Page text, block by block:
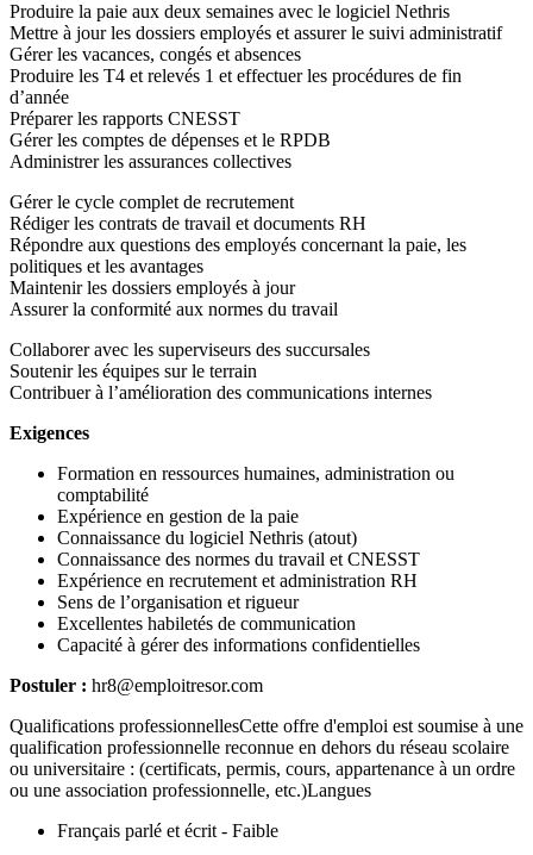
Produire la paie aux deux semaines avec le logiciel Nethris
Mettre à jour les dossiers employés et assurer le suivi administratif
Gérer les vacances, congés et absences
Produire les T4 et relevés 1 et effectuer les procédures de fin
d’année
Préparer les rapports CNESST
Gérer les comptes de dépenses et le RPDB
Administrer les assurances collectives
Gérer le cycle complet de recrutement
Rédiger les contrats de travail et documents RH
Répondre aux questions des employés concernant la paie, les
politiques et les avantages
Maintenir les dossiers employés à jour
Assurer la conformité aux normes du travail
Collaborer avec les superviseurs des succursales
Soutenir les équipes sur le terrain
Contribuer à l’amélioration des communications internes
Exigences
Formation en ressources humaines, administration ou
comptabilité
Expérience en gestion de la paie
Connaissance du logiciel Nethris (atout)
Connaissance des normes du travail et CNESST
Expérience en recrutement et administration RH
Sens de l’organisation et rigueur
Excellentes habiletés de communication
Capacité à gérer des informations confidentielles
Postuler : hr8@emploitresor.com
Qualifications professionnellesCette offre d'emploi est soumise à une
qualification professionnelle reconnue en dehors du réseau scolaire
ou universitaire : (certificats, permis, cours, appartenance à un ordre
ou une association professionnelle, etc.)Langues
Français parlé et écrit - Faible